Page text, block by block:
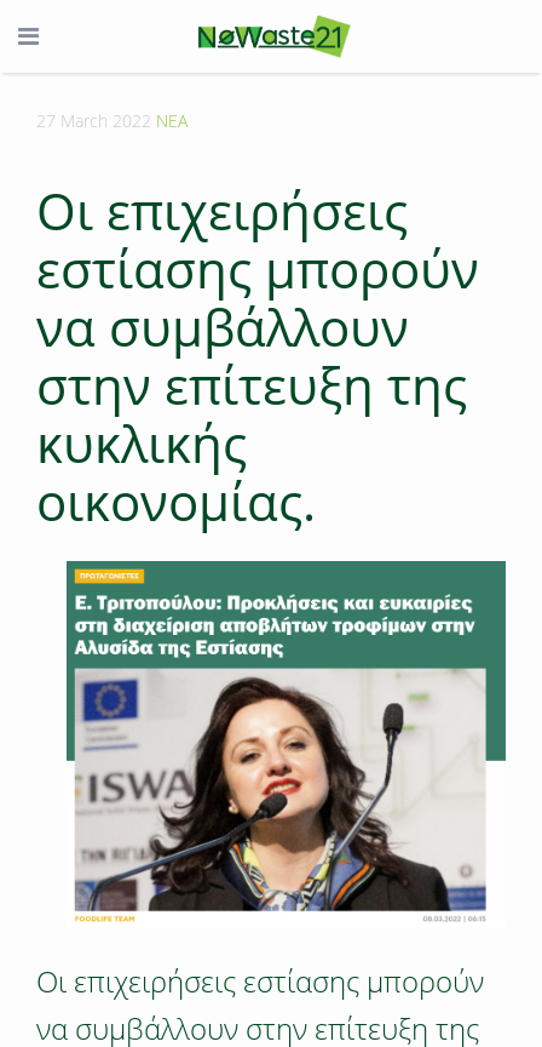
27 March 2022 ΝΕΑ
Οι επιχειρήσεις
εστίασης μπορούν
να συμβάλλουν
στην επίτευξη της
κυκλικής
οικονομίας.
Οι επιχειρήσεις εστίασης μπορούν
να συμβάλλουν στην επίτευξη της